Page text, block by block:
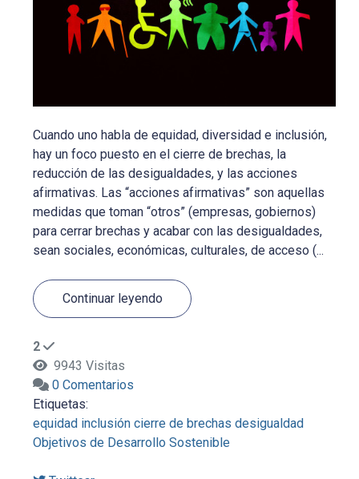
Cuando uno habla de equidad, diversidad e inclusión,
hay un foco puesto en el cierre de brechas, la
reducción de las desigualdades, y las acciones
afirmativas. Las “acciones afirmativas” son aquellas
medidas que toman “otros” (empresas, gobiernos)
para cerrar brechas y acabar con las desigualdades,
sean sociales, económicas, culturales, de acceso (...
Continuar leyendo
2
9943 Visitas
0 Comentarios
Etiquetas:
equidad inclusión cierre de brechas desigualdad
Objetivos de Desarrollo Sostenible